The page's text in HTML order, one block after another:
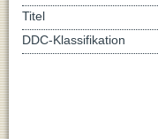
Titel
DDC-Klassifikation